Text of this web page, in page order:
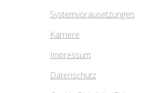
Systemvorausetzungen
Karriere
Impressum
Datenschutz